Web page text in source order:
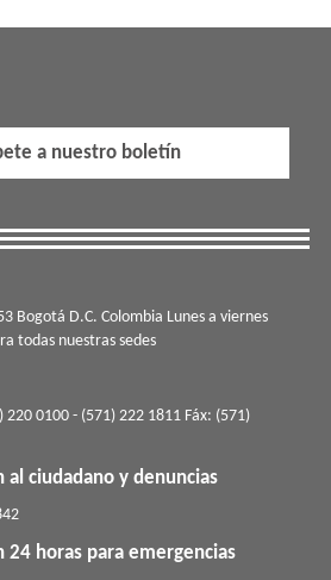
a nuestro boletín
Bogotá D.C. Colombia Lunes a viernes
todas nuestras sedes
220 0100 - (571) 222 1811 Fáx: (571)
al ciudadano y denuncias
24 horas para emergencias